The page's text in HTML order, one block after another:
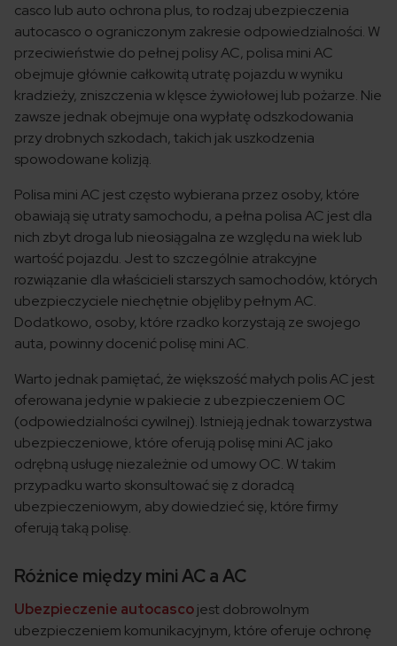
casco lub auto ochrona plus, to rodzaj ubezpieczenia
autocasco o ograniczonym zakresie odpowiedzialności. W
przeciwieństwie do pełnej polisy AC, polisa mini AC
obejmuje głównie całkowitą utratę pojazdu w wyniku
kradzieży, zniszczenia w klęsce żywiołowej lub pożarze. Nie
zawsze jednak obejmuje ona wypłatę odszkodowania
przy drobnych szkodach, takich jak uszkodzenia
spowodowane kolizją.
Polisa mini AC jest często wybierana przez osoby, które
obawiają się utraty samochodu, a pełna polisa AC jest dla
nich zbyt droga lub nieosiągalna ze względu na wiek lub
wartość pojazdu. Jest to szczególnie atrakcyjne
rozwiązanie dla właścicieli starszych samochodów, których
ubezpieczyciele niechętnie objęliby pełnym AC.
Dodatkowo, osoby, które rzadko korzystają ze swojego
auta, powinny docenić polisę mini AC.
Warto jednak pamiętać, że większość małych polis AC jest
oferowana jedynie w pakiecie z ubezpieczeniem OC
(odpowiedzialności cywilnej). Istnieją jednak towarzystwa
ubezpieczeniowe, które oferują polisę mini AC jako
odrębną usługę niezależnie od umowy OC. W takim
przypadku warto skonsultować się z doradcą
ubezpieczeniowym, aby dowiedzieć się, które firmy
oferują taką polisę.
Różnice między mini AC a AC
Ubezpieczenie autocascojest dobrowolnym
ubezpieczeniem komunikacyjnym, które oferuje ochronę